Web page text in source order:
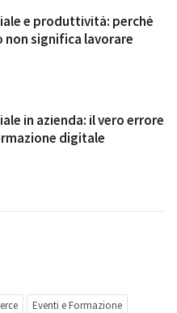
e produttività: perché
significa lavorare
in azienda: il vero errore
digitale
Eventi e Formazione